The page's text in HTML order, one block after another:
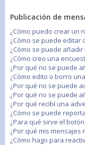
Publicación de
¿Cómo puedo crear un
¿Cómo se puede editar
¿Cómo se puede
¿Cómo creo una
¿Por qué no se puede
¿Cómo edito o borro
¿Por qué no se puede
¿Por qué no se puede
¿Por qué recibí una
¿Cómo se puede
¿Para qué sirve el
¿Por qué mis
¿Cómo hago para